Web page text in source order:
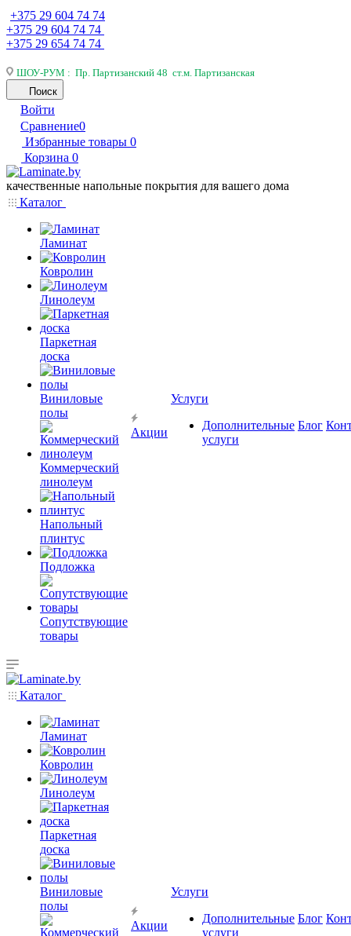
+375 29 604 74 74
+375 29 604 74 74
+375 29 654 74 74
ШОУ-РУМ : Пр. Партизанский 48 ст.м. Партизанская
Поиск
Войти
Сравнение0
Избранные товары 0
Корзина 0
качественные напольные покрытия для вашего дома
Каталог
Ламинат
Ковролин
Линолеум
Паркетная
доска
Виниловые
полы
Коммерческий
линолеум
Напольный
плинтус
Подложка
Сопутствующие
товары
Акции
Услуги
Дополнительные
услуги
Блог
Каталог
Ламинат
Ковролин
Линолеум
Паркетная
доска
Виниловые
полы
Акции
Услуги
Дополнительные
услуги
Блог